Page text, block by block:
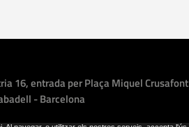
16, entrada per Plaça Miquel Crusafont
- Barcelona